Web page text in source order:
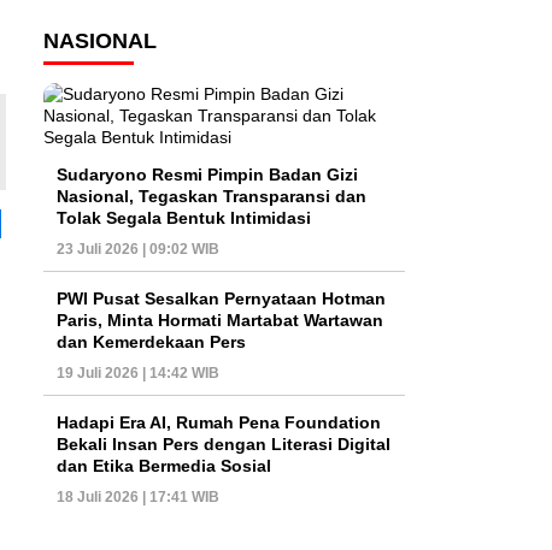
NASIONAL
Sudaryono Resmi Pimpin Badan Gizi
Nasional, Tegaskan Transparansi dan
Tolak Segala Bentuk Intimidasi
23 Juli 2026 | 09:02 WIB
PWI Pusat Sesalkan Pernyataan Hotman
Paris, Minta Hormati Martabat Wartawan
dan Kemerdekaan Pers
19 Juli 2026 | 14:42 WIB
Hadapi Era AI, Rumah Pena Foundation
Bekali Insan Pers dengan Literasi Digital
dan Etika Bermedia Sosial
18 Juli 2026 | 17:41 WIB